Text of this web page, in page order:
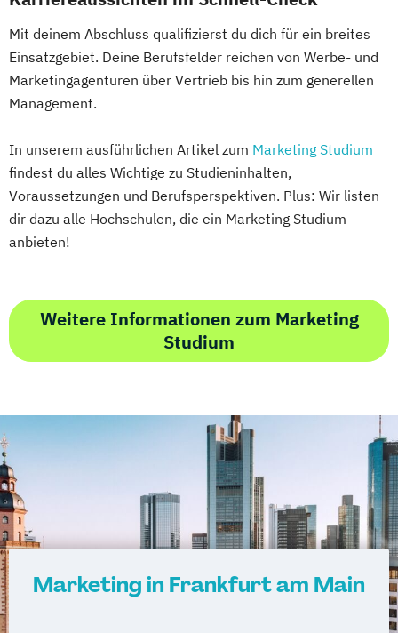
Mit deinem Abschluss qualifizierst du dich für ein breites
Einsatzgebiet. Deine Berufsfelder reichen von Werbe- und
Marketingagenturen über Vertrieb bis hin zum generellen
Management.
In unserem ausführlichen Artikel zum Marketing Studium
findest du alles Wichtige zu Studieninhalten,
Voraussetzungen und Berufsperspektiven. Plus: Wir listen
dir dazu alle Hochschulen, die ein Marketing Studium
anbieten!
Weitere Informationen zum Marketing
Studium
Marketing in Frankfurt am Main